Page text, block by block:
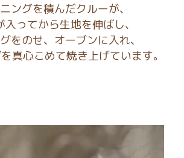
ングを積んだクルーが、
入ってから生地を伸ばし、
をのせ、オーブンに入れ、
真心こめて焼き上げています。